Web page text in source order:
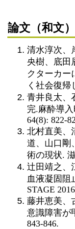
論文 （和文）
清水淳次、
央樹、底田
クターカー
く社会復帰
青井良太、
完.麻酔導
64(8): 822-
北村直美、
道、山口剛
術の現状.
辻田靖之
血液凝固
STAGE
藤井恵美、
意識障害が
843-846.